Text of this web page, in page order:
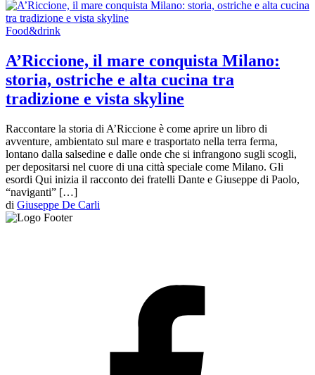
Food&drink
A’Riccione, il mare conquista Milano:
storia, ostriche e alta cucina tra
tradizione e vista skyline
Raccontare la storia di A’Riccione è come aprire un libro di
avventure, ambientato sul mare e trasportato nella terra ferma,
lontano dalla salsedine e dalle onde che si infrangono sugli scogli,
per depositarsi nel cuore di una città speciale come Milano. Gli
esordi Qui inizia il racconto dei fratelli Dante e Giuseppe di Paolo,
“naviganti” […]
di Giuseppe De Carli